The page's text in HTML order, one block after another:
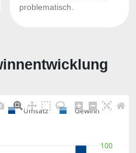
problematisch.
100
Umsatz Gewinn